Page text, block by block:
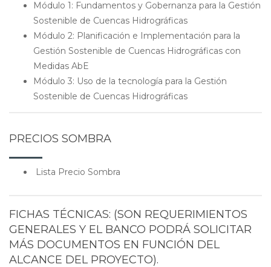
Módulo 1: Fundamentos y Gobernanza para la Gestión
Sostenible de Cuencas Hidrográficas
Módulo 2: Planificación e Implementación para la
Gestión Sostenible de Cuencas Hidrográficas con
Medidas AbE
Módulo 3: Uso de la tecnología para la Gestión
Sostenible de Cuencas Hidrográficas
PRECIOS SOMBRA
Lista Precio Sombra
FICHAS TÉCNICAS: (SON REQUERIMIENTOS
GENERALES Y EL BANCO PODRÁ SOLICITAR
MÁS DOCUMENTOS EN FUNCIÓN DEL
ALCANCE DEL PROYECTO).